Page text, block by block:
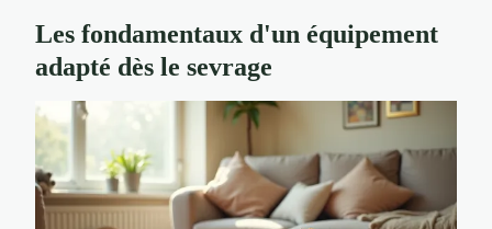
Les fondamentaux d'un équipement
adapté dès le sevrage